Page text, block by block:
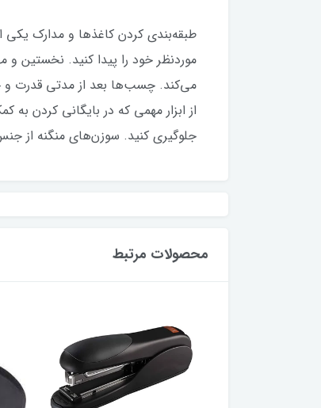
طبقه‌بندی کردن کاغذها و مدارک یکی
موردنظر خود را پیدا کنید. نخستین و
می‌کند. چسب‌ها بعد از مدتی قدرت و
از ابزار مهمی که در بایگانی کردن
جلوگیری کنید. سوزن‌های منگنه از جنس فلز
محصولات مرتبط